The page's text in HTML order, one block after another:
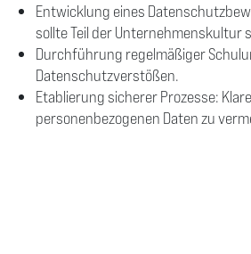
Entwicklung eines
sollte Teil der Unternehmenskultur
Durchführung regelmäßiger
Datenschutzverstößen.
Etablierung sicherer Prozesse:
personenbezogenen Daten zu